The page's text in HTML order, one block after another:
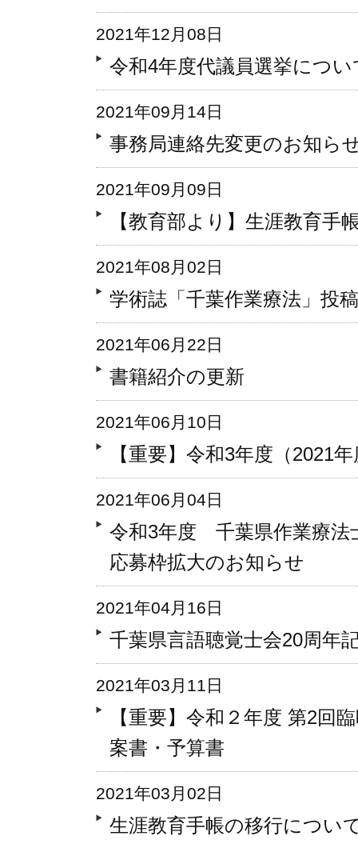
2021年12月08日
令和4年度代議員選挙につい
2021年09月14日
事務局連絡先変更のお知ら
2021年09月09日
【教育部より】生涯教育手
2021年08月02日
学術誌「千葉作業療法」投
2021年06月22日
書籍紹介の更新
2021年06月10日
【重要】令和3年度（2021
2021年06月04日
令和3年度 千葉県作業療法
応募枠拡大のお知らせ
2021年04月16日
千葉県言語聴覚士会20周年
2021年03月11日
【重要】令和２年度 第2回
案書・予算書
2021年03月02日
生涯教育手帳の移行につい